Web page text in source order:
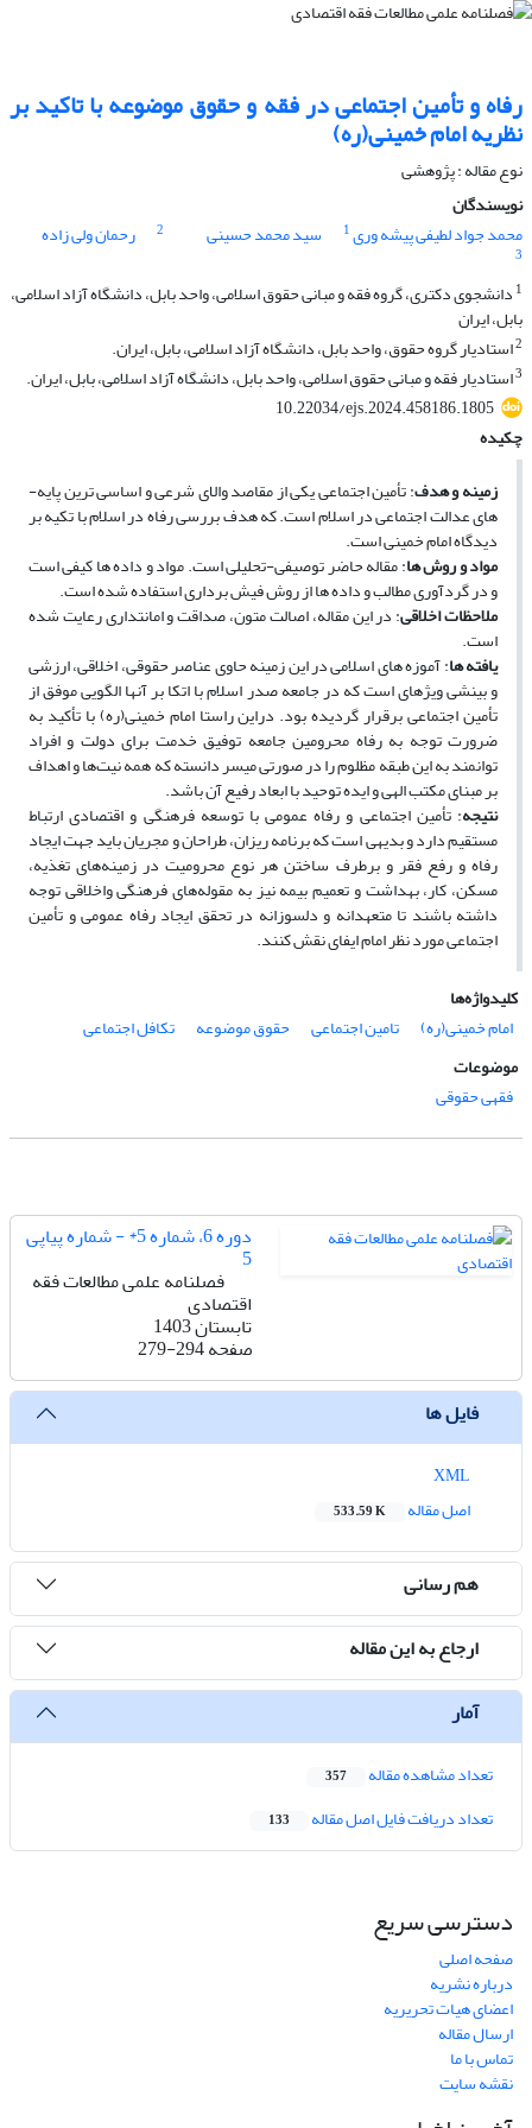
رفاه و تأمین اجتماعی در فقه و حقوق موضوعه با تاکید بر
نظریه امام خمینی(ره)
نوع مقاله : پژوهشی
نویسندگان
محمد جواد لطیفی پیشه وری1 سید محمد حسینی 2 رحمان ولی زاده
3
1 دانشجوی دکتری، گروه فقه و مبانی حقوق اسلامی، واحد بابل، دانشگاه آزاد اسلامی،
بابل، ایران
2استادیار گروه حقوق، واحد بابل، دانشگاه آزاد اسلامی، بابل، ایران.
3استادیار فقه و مبانی حقوق اسلامی، واحد بابل، دانشگاه آزاد اسلامی، بابل، ایران.
10.22034/ejs.2024.458186.1805
چکیده
زمینه و هدف: تأمین اجتماعی یکی از مقاصد والای شرعی و اساسی­ ترین پایه­
های عدالت اجتماعی در اسلام است. که هدف بررسی رفاه در اسلام با تکیه بر
دیدگاه امام خمینی است.
مواد و روش ­ها: مقاله حاضر توصیفی-تحلیلی است. مواد و داده­ ها کیفی است
و در گردآوری مطالب و داده ­ها از روش فیش برداری استفاده شده است.
ملاحظات اخلاقی: در این مقاله، اصالت متون، صداقت و امانت­داری رعایت شده
است.
یافته­ ها: آموزه ­های اسلامی در این زمینه حاوی عناصر حقوقی، اخلاقی، ارزشی
و بینشی ویژه­ای است که در جامعه صدر اسلام با اتکا بر آن­ها الگویی موفق از
تأمین اجتماعی برقرار گردیده بود. دراین راستا امام خمینی(ره) با تأکید به
ضرورت توجه به رفاه محرومین جامعه توفیق خدمت برای دولت و افراد
توانمند به این طبقه مظلوم را در صورتی میسر دانسته که همه نیت‌ها و اهداف
بر مبنای مکتب الهی و ایده توحید با ابعاد رفیع آن باشد.
نتیجه: تأمین اجتماعی و رفاه عمومی با توسعه فرهنگی و اقتصادی ارتباط
مستقیم دارد و بدیهی است که برنامه ­ریزان، طراحان و مجریان باید جهت ایجاد
رفاه و رفع فقر و برطرف ساختن هر نوع محرومیت در زمینه‌های تغذیه،
مسکن، کار، بهداشت و تعمیم بیمه نیز به مقوله‌های فرهنگی واخلاقی توجه
داشته باشند تا متعهدانه و دلسوزانه در تحقق ایجاد رفاه عمومی و تأمین
اجتماعی مورد نظر امام ایفای نقش کنند.
کلیدواژه‌ها
امام خمینی(ره)
تامین اجتماعی حقوق موضوعه
تکافل اجتماعی
موضوعات
فقهی حقوقی
دوره 6، شماره 5* - شماره پیاپی
5
فصلنامه علمی مطالعات فقه
اقتصادی
تابستان 1403
صفحه279-294
فایل ها
اصل مقاله
533.59 K
هم رسانی
ارجاع به این مقاله
آمار
تعداد مشاهده مقاله 357
تعداد دریافت فایل اصل مقاله 133
دسترسی سریع
صفحه اصلی
درباره نشریه
اعضای هیات تحریریه
ارسال مقاله
تماس با ما
نقشه سایت